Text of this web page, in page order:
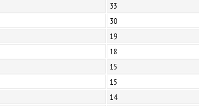
33
30
19
18
15
15
14